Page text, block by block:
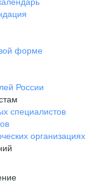
форме
России
специалистов
организациях